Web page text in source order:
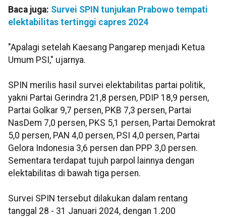
Baca juga: Survei SPIN tunjukan Prabowo tempati
elektabilitas tertinggi capres 2024
"Apalagi setelah Kaesang Pangarep menjadi Ketua
Umum PSI," ujarnya.
SPIN merilis hasil survei elektabilitas partai politik,
yakni Partai Gerindra 21,8 persen, PDIP 18,9 persen,
Partai Golkar 9,7 persen, PKB 7,3 persen, Partai
NasDem 7,0 persen, PKS 5,1 persen, Partai Demokrat
5,0 persen, PAN 4,0 persen, PSI 4,0 persen, Partai
Gelora Indonesia 3,6 persen dan PPP 3,0 persen.
Sementara terdapat tujuh parpol lainnya dengan
elektabilitas di bawah tiga persen.
Survei SPIN tersebut dilakukan dalam rentang
tanggal 28 - 31 Januari 2024, dengan 1.200